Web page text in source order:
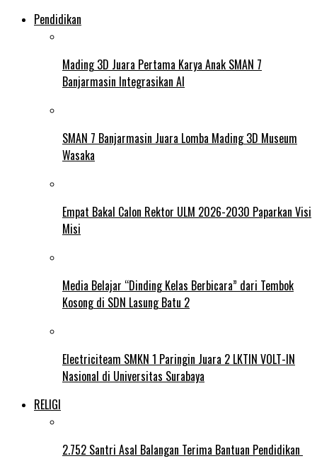
Pendidikan
Mading 3D Juara Pertama Karya Anak SMAN 7
Banjarmasin Integrasikan AI
SMAN 7 Banjarmasin Juara Lomba Mading 3D Museum
Wasaka
Empat Bakal Calon Rektor ULM 2026-2030 Paparkan Visi
Misi
Media Belajar “Dinding Kelas Berbicara” dari Tembok
Kosong di SDN Lasung Batu 2
Electriciteam SMKN 1 Paringin Juara 2 LKTIN VOLT-IN
Nasional di Universitas Surabaya
RELIGI
2.752 Santri Asal Balangan Terima Bantuan Pendidikan